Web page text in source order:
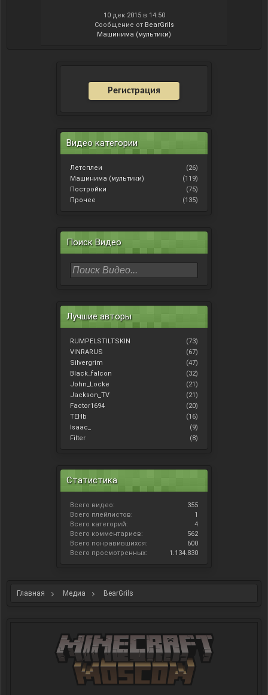
10 дек 2015 в 14:50
Сообщение от BearGrils
Машинима (мультики)
Регистрация
Видео категории
Летсплеи
(26)
Машинима (мультики)
(119)
Постройки
(75)
Прочее
(135)
Поиск Видео
Лучшие авторы
RUMPELSTILTSKIN
(73)
VINRARUS
(67)
Silvergrim
(47)
Black_falcon
(32)
John_Locke
(21)
Jackson_TV
(21)
Factor1694
(20)
TEHb
(16)
Isaac_
(9)
Filter
(8)
Статистика
Всего видео:
355
Всего плейлистов:
1
Всего категорий:
4
Всего комментариев:
562
Всего понравившихся:
600
Всего просмотренных:
1.134.830
Главная Медиа BearGrils